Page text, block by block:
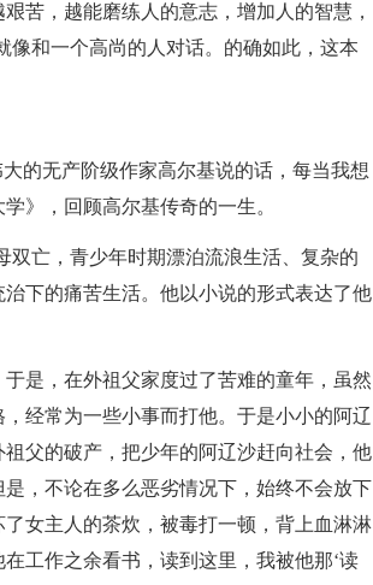
苦，越能磨练人的意志，增加人的智慧，
像和一个高尚的人对话。的确如此，这本
的无产阶级作家高尔基说的话，每当我想
》，回顾高尔基传奇的一生。
亡，青少年时期漂泊流浪生活、复杂的
下的痛苦生活。他以小说的形式表达了他
是，在外祖父家度过了苦难的童年，虽然
经常为一些小事而打他。于是小小的阿辽
父的破产，把少年的阿辽沙赶向社会，他
，不论在多么恶劣情况下，始终不会放下
女主人的茶炊，被毒打一顿，背上血淋淋
工作之余看书，读到这里，我被他那‘读